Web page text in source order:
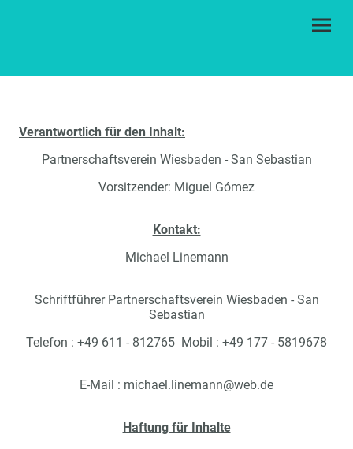
Verantwortlich für den Inhalt:
Partnerschaftsverein Wiesbaden - San Sebastian
Vorsitzender: Miguel Gómez
Kontakt:
Michael Linemann
Schriftführer Partnerschaftsverein Wiesbaden - San
Sebastian
Telefon : +49 611 - 812765 Mobil : +49 177 - 5819678
E-Mail : michael.linemann@web.de
Haftung für Inhalte